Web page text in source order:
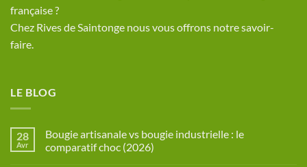
française ?
Chez Rives de Saintonge nous vous offrons notre savoir-
faire.
LE BLOG
28
Avr
Bougie artisanale vs bougie industrielle : le
comparatif choc (2026)